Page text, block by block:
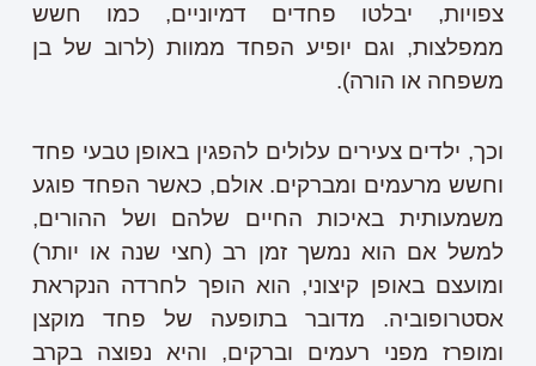
צפויות, יבלטו פחדים דמיוניים, כמו חשש
ממפלצות, וגם יופיע הפחד ממוות (לרוב של בן
משפחה או הורה).
וכך, ילדים צעירים עלולים להפגין באופן טבעי פחד
וחשש מרעמים ומברקים. אולם, כאשר הפחד פוגע
משמעותית באיכות החיים שלהם ושל ההורים,
למשל אם הוא נמשך זמן רב (חצי שנה או יותר)
ומועצם באופן קיצוני, הוא הופך לחרדה הנקראת
אסטרופוביה. מדובר בתופעה של פחד מוקצן
ומופרז מפני רעמים וברקים, והיא נפוצה בקרב